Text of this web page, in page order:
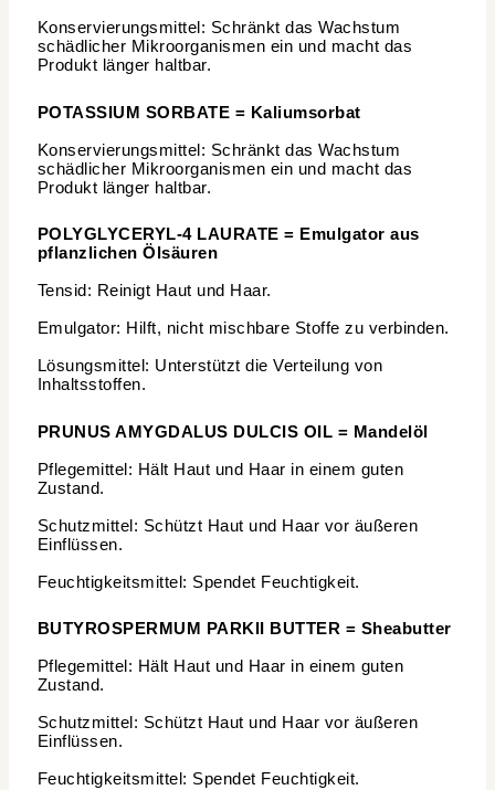
Konservierungsmittel: Schränkt das Wachstum
schädlicher Mikroorganismen ein und macht das
Produkt länger haltbar.
POTASSIUM SORBATE = Kaliumsorbat
Konservierungsmittel: Schränkt das Wachstum
schädlicher Mikroorganismen ein und macht das
Produkt länger haltbar.
POLYGLYCERYL-4 LAURATE = Emulgator aus
pflanzlichen Ölsäuren
Tensid: Reinigt Haut und Haar.
Emulgator: Hilft, nicht mischbare Stoffe zu verbinden.
Lösungsmittel: Unterstützt die Verteilung von
Inhaltsstoffen.
PRUNUS AMYGDALUS DULCIS OIL = Mandelöl
Pflegemittel: Hält Haut und Haar in einem guten
Zustand.
Schutzmittel: Schützt Haut und Haar vor äußeren
Einflüssen.
Feuchtigkeitsmittel: Spendet Feuchtigkeit.
BUTYROSPERMUM PARKII BUTTER = Sheabutter
Pflegemittel: Hält Haut und Haar in einem guten
Zustand.
Schutzmittel: Schützt Haut und Haar vor äußeren
Einflüssen.
Feuchtigkeitsmittel: Spendet Feuchtigkeit.